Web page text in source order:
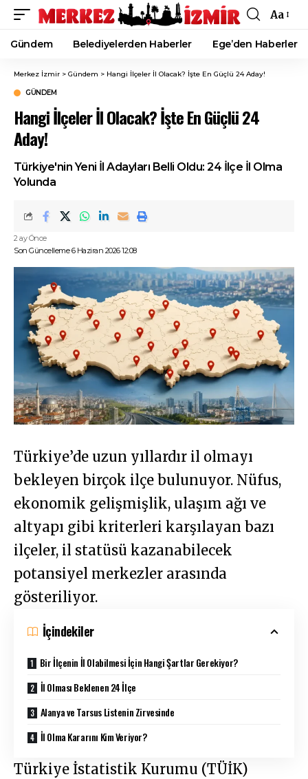
Font
Resizer
Aa
Gündem Belediyelerden Haberler Ege’den Haberler
Merkez İzmir > Gündem > Hangi İlçeler İl Olacak? İşte En Güçlü 24 Aday!
GÜNDEM
Hangi İlçeler İl Olacak? İşte En Güçlü 24
Aday!
Türkiye'nin Yeni İl Adayları Belli Oldu: 24 İlçe İl Olma
Yolunda
Son Güncelleme 6 Haziran 2026 12:08
2 ay Önce
Türkiye’de uzun yıllardır il olmayı
bekleyen birçok ilçe bulunuyor. Nüfus,
ekonomik gelişmişlik, ulaşım ağı ve
altyapı gibi kriterleri karşılayan bazı
ilçeler, il statüsü kazanabilecek
potansiyel merkezler arasında
gösteriliyor.
İçindekiler
Bir İlçenin İl Olabilmesi İçin Hangi Şartlar Gerekiyor?
İl Olması Beklenen 24 İlçe
Alanya ve Tarsus Listenin Zirvesinde
İl Olma Kararını Kim Veriyor?
Türkiye İstatistik Kurumu (TÜİK)